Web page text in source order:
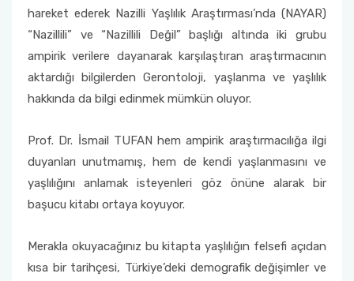
hareket ederek Nazilli Yaşlılık Araştırması’nda (NAYAR)
“Nazillili” ve “Nazillili Değil” başlığı altında iki grubu
ampirik verilere dayanarak karşılaştıran araştırmacının
aktardığı bilgilerden Gerontoloji, yaşlanma ve yaşlılık
hakkında da bilgi edinmek mümkün oluyor.
Prof. Dr. İsmail TUFAN hem ampirik araştırmacılığa ilgi
duyanları unutmamış, hem de kendi yaşlanmasını ve
yaşlılığını anlamak isteyenleri göz önüne alarak bir
başucu kitabı ortaya koyuyor.
Merakla okuyacağınız bu kitapta yaşlılığın felsefi açıdan
kısa bir tarihçesi, Türkiye’deki demografik değişimler ve